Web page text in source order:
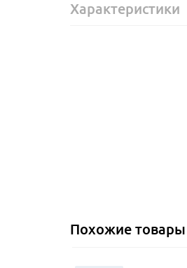
Характеристики
Похожие товары